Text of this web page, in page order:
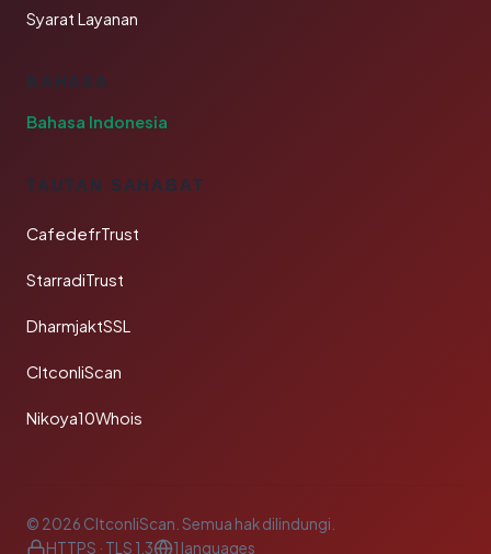
Syarat Layanan
BAHASA
Bahasa Indonesia
TAUTAN SAHABAT
CafedefrTrust
StarradiTrust
DharmjaktSSL
CltconliScan
Nikoya10Whois
© 2026 CltconliScan. Semua hak dilindungi.
HTTPS · TLS 1.3
1 languages